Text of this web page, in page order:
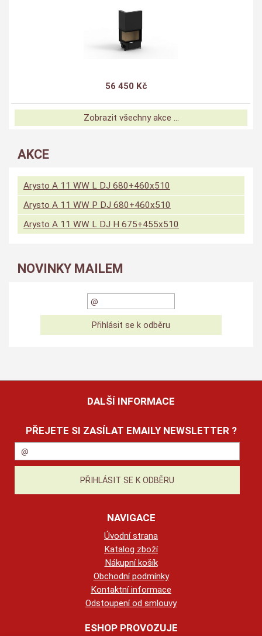
56 450 Kč
Zobrazit všechny akce ...
AKCE
Arysto A 11 WW L DJ 680+460x510
Arysto A 11 WW P DJ 680+460x510
Arysto A 11 WW L DJ H 675+455x510
NOVINKY MAILEM
DALŠÍ INFORMACE
PŘEJETE SI ZASÍLAT EMAILY NEWSLETTER ?
NAVIGACE
Úvodní strana
Katalog zboží
Nákupní košík
Obchodní podmínky
Kontaktní informace
Odstoupení od smlouvy
ESHOP PROVOZUJE